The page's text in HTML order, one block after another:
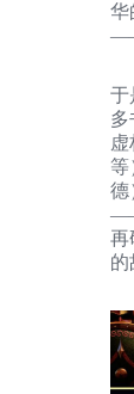
华
于
多
等
德
再
的